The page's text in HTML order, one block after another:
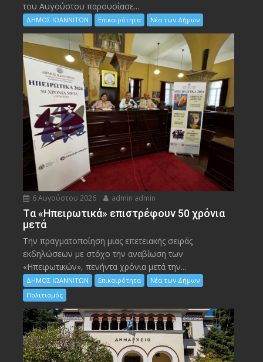
του Αυγούστου παρουσίασε...
ΔΗΜΟΣ ΙΩΑΝΝΙΤΩΝ Επικαιρότητα Νέα των Δήμων
6 Αυγούστου 2026 admin admin
Tα «Ηπειρωτικά» επιστρέφουν 50 χρόνια
μετά
Την πραγματοποίηση μιας επετειακής σειράς
εκδηλώσεων με στόχο την αναβίωση των
«Ηπειρωτικών», πενήντα χρόνια μετά την...
ΔΗΜΟΣ ΙΩΑΝΝΙΤΩΝ Επικαιρότητα
Νέα των Δήμων
Πολιτισμός